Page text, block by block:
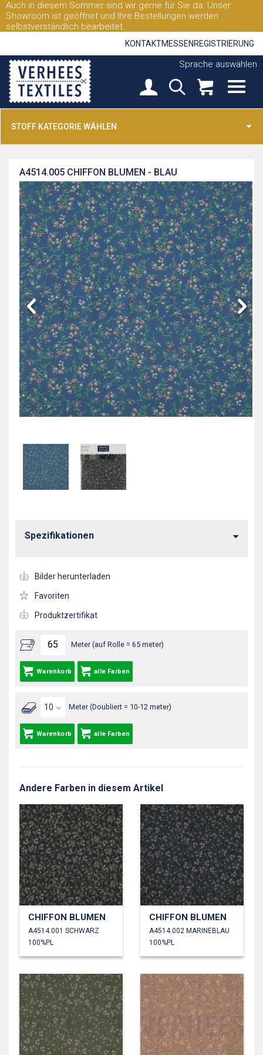
Auch in diesem Sommer sind wir gerne für Sie da. Unser
Showroom ist geöffnet und Ihre Bestellungen werden
selbstverständlich bearbeitet.
KONTAKTMESSEN REGISTRIERUNG
Sprache auswählen
STOFF KATEGORIE WÄHLEN
CHIFFON BLUMEN - BLAU
A4514.005
Meter (auf Rolle = 65 meter)
Warenkorb alle Farben
Meter (Doubliert = 10-12 meter)
Warenkorb alle Farben
Spezifikationen
Bilder herunterladen
Favoriten
Produktzertifikat
Andere Farben in diesem Artikel
CHIFFON BLUMEN
A4514.001 SCHWARZ
100%PL
CHIFFON BLUMEN
A4514.002 MARINEBLAU
100%PL